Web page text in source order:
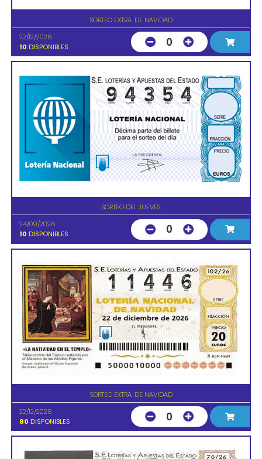
SORTEO EXTRA. DE NAVIDAD
22/12/2026
10 DISPONIBLES 0
SORTEO DEL JUEVES
24/09/2026
10 DISPONIBLES 0
SORTEO EXTRA. DE NAVIDAD
22/12/2026
80 DISPONIBLES 0